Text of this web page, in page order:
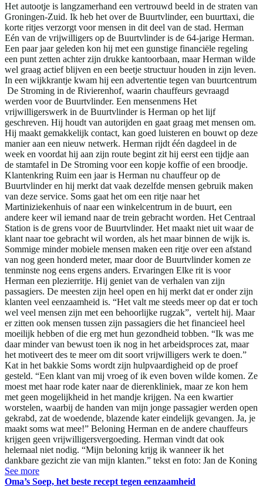
Het autootje is langzamerhand een vertrouwd beeld in de straten van
Groningen-Zuid. Ik heb het over de Buurtvlinder, een buurttaxi, die
korte ritjes verzorgt voor mensen in dit deel van de stad. Herman
Eén van de vrijwilligers op de Buurtvlinder is de 64-jarige Herman.
Een paar jaar geleden kon hij met een gunstige financiële regeling
een punt zetten achter zijn drukke kantoorbaan, maar Herman wilde
wel graag actief blijven en een beetje structuur houden in zijn leven.
In een wijkkrantje kwam hij een advertentie tegen van buurtcentrum
De Stroming in de Rivierenhof, waarin chauffeurs gevraagd
werden voor de Buurtvlinder. Een mensenmens Het
vrijwilligerswerk in de Buurtvlinder is Herman op het lijf
geschreven. Hij houdt van autorijden en gaat graag met mensen om.
Hij maakt gemakkelijk contact, kan goed luisteren en bouwt op deze
manier aan een nieuw netwerk. Herman rijdt één dagdeel in de
week en voordat hij aan zijn route begint zit hij eerst een tijdje aan
de stamtafel in De Stroming voor een kopje koffie of een broodje.
Klantenkring Ruim een jaar is Herman nu chauffeur op de
Buurtvlinder en hij merkt dat vaak dezelfde mensen gebruik maken
van deze service. Soms gaat het om een ritje naar het
Martiniziekenhuis of naar een winkelcentrum in de buurt, een
andere keer wil iemand naar de trein gebracht worden. Het Centraal
Station is de grens voor de Buurtvlinder. Het maakt niet uit waar de
klant naar toe gebracht wil worden, als het maar binnen de wijk is.
Sommige minder mobiele mensen maken een ritje over een afstand
van nog geen honderd meter, maar door de Buurtvlinder komen ze
tenminste nog eens ergens anders. Ervaringen Elke rit is voor
Herman een plezierritje. Hij geniet van de verhalen van zijn
passagiers. De meesten zijn heel open en hij merkt dat er onder zijn
klanten veel eenzaamheid is. “Het valt me steeds meer op dat er toch
wel veel mensen zijn met een behoorlijke rugzak”, vertelt hij. Maar
er zitten ook mensen tussen zijn passagiers die het financieel heel
moeilijk hebben of die erg met hun gezondheid tobben. “Ik was me
daar minder van bewust toen ik nog in het arbeidsproces zat, maar
het motiveert des te meer om dit soort vrijwilligers werk te doen.”
Kat in het bakkie Soms wordt zijn hulpvaardigheid op de proef
gesteld. “Een klant van mij vroeg of ik even boven wilde komen. Ze
moest met haar rode kater naar de dierenkliniek, maar ze kon hem
met geen mogelijkheid in het mandje krijgen. Na een kwartier
worstelen, waarbij de handen van mijn jonge passagier werden open
gekrabd, zat de woedende, blazende kater eindelijk gevangen. Ja, je
maakt soms wat mee!” Beloning Herman en de andere chauffeurs
krijgen geen vrijwilligersvergoeding. Herman vindt dat ook
helemaal niet nodig. “Mijn beloning krijg ik wanneer ik het
dankbare gezicht zie van mijn klanten.” tekst en foto: Jan de Koning
See more
Oma’s Soep, het beste recept tegen eenzaamheid